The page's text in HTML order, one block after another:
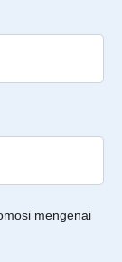
mengenai